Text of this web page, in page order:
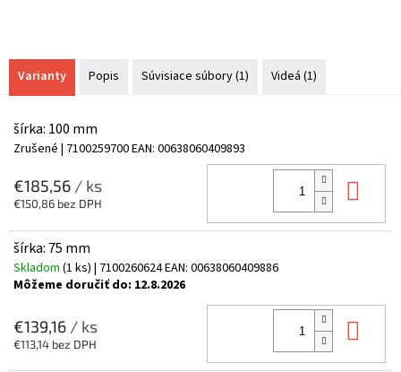
Varianty Popis Súvisiace súbory (1) Videá (1)
šírka: 100 mm
Zrušené | 7100259700EAN: 00638060409893
€185,56 / ks
€150,86 bez DPH
šírka: 75 mm
Skladom (1 ks) | 7100260624EAN: 00638060409886
Môžeme doručiť do: 12.8.2026
€139,16 / ks
€113,14 bez DPH